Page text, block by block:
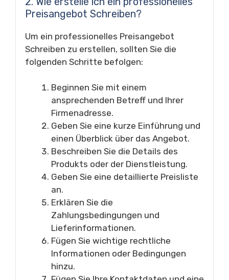
Preisangebot Schreiben?
Um ein professionelles Preisangebot
Schreiben zu erstellen, sollten Sie die
folgenden Schritte befolgen:
Beginnen Sie mit einem
ansprechenden Betreff und Ihrer
Firmenadresse.
Geben Sie eine kurze Einführung und
einen Überblick über das Angebot.
Beschreiben Sie die Details des
Produkts oder der Dienstleistung.
Geben Sie eine detaillierte Preisliste
an.
Erklären Sie die
Zahlungsbedingungen und
Lieferinformationen.
Fügen Sie wichtige rechtliche
Informationen oder Bedingungen
hinzu.